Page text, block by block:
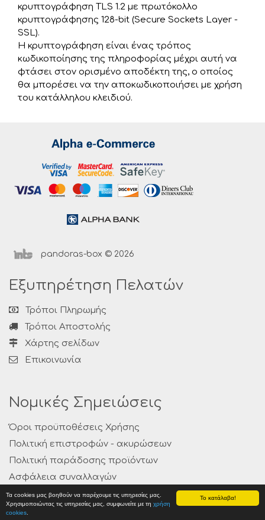
κρυπτογράφηση TLS 1.2 με πρωτόκολλο
κρυπτογράφησης 128-bit (Secure Sockets Layer -
SSL).
Η κρυπτογράφηση είναι ένας τρόπος
κωδικοποίησης της πληροφορίας μέχρι αυτή να
φτάσει στον ορισμένο αποδέκτη της, ο οποίος
θα μπορέσει να την αποκωδικοποιήσει με χρήση
του κατάλληλου κλειδιού.
pandoras-box © 2026
Εξυπηρέτηση Πελατών
Τρόποι Πληρωμής
Τρόποι Αποστολής
Χάρτης σελίδων
Επικοινωνία
Νομικές Σημειώσεις
Όροι προϋποθέσεις Χρήσης
Πολιτική επιστροφών - ακυρώσεων
Πολιτική παράδοσης προϊόντων
Ασφάλεια συναλλαγών
Προσωπικά Δεδομένα
Το κατάλαβα!
Τα cookies μας βοηθούν να παρέχουμε τις υπηρεσίες μας.
Χρησιμοποιώντας τις υπηρεσίες μας, συμφωνείτε με τη χρήση
cookies